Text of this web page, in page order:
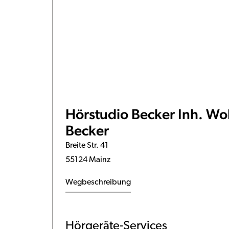
Hörstudio Becker Inh.
Becker
Breite Str. 41
55124 Mainz
Wegbeschreibung
Hörgeräte-Services